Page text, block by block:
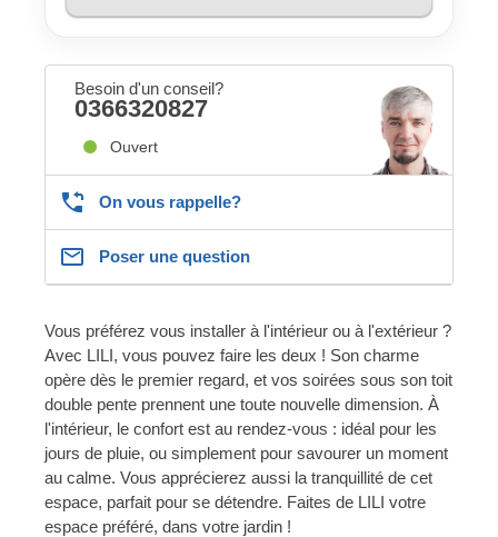
Besoin d'un conseil?
0366320827
Ouvert
On vous rappelle?
Poser une question
Vous préférez vous installer à l'intérieur ou à l'extérieur ?
Avec LILI, vous pouvez faire les deux ! Son charme
opère dès le premier regard, et vos soirées sous son toit
double pente prennent une toute nouvelle dimension. À
l'intérieur, le confort est au rendez-vous : idéal pour les
jours de pluie, ou simplement pour savourer un moment
au calme. Vous apprécierez aussi la tranquillité de cet
espace, parfait pour se détendre. Faites de LILI votre
espace préféré, dans votre jardin !